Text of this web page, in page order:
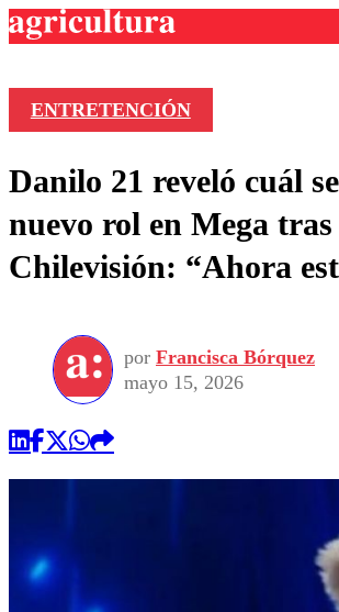
Frecuencias
Agricultura TV
Deportes
Colo Colo
Seleccion Chilena
Torneo Internacional
Universidad de Chile
Entretención
Economía
Internacional
Sustentabilidad
Publicaciones en medios
Opinión
ENTRETENCIÓN
Danilo 21 reveló cuál
nuevo rol en Mega
Chilevisión: “Ahora
por Francisca Bórquez
mayo 15, 2026